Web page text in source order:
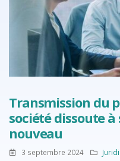
Transmission du
société dissoute
nouveau
3 septembre 2024